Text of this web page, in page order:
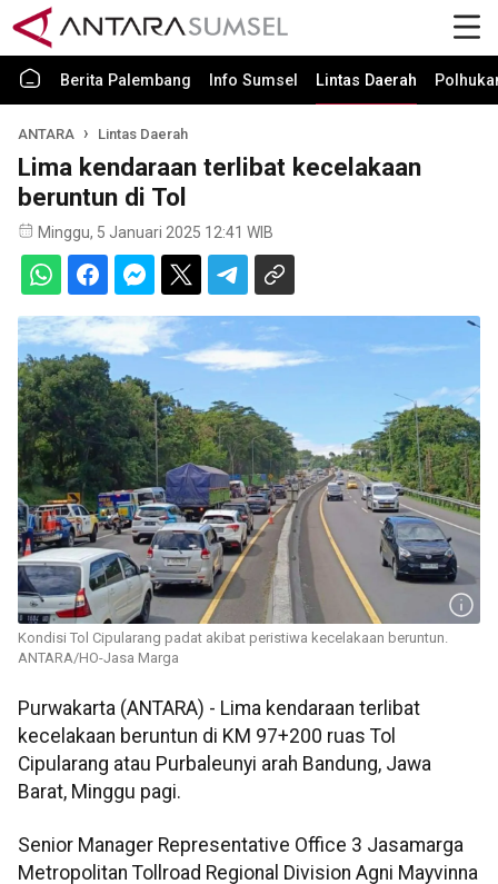
Berita Palembang Info Sumsel Lintas Daerah
ANTARA Lintas Daerah
Lima kendaraan terlibat kecelakaan
beruntun di Tol
Minggu, 5 Januari 2025 12:41 WIB
Kondisi Tol Cipularang padat akibat peristiwa kecelakaan beruntun.
ANTARA/HO-Jasa Marga
Purwakarta (ANTARA) - Lima kendaraan terlibat
kecelakaan beruntun di KM 97+200 ruas Tol
Cipularang atau Purbaleunyi arah Bandung, Jawa
Barat, Minggu pagi.
Senior Manager Representative Office 3 Jasamarga
Metropolitan Tollroad Regional Division Agni Mayvinna